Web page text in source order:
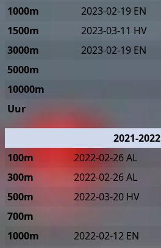
1000m
2023-02-19 EN
1500m
2023-03-11 HV
3000m
2023-02-19 EN
5000m
10000m
Uur
2021-2022
100m
2022-02-26 AL
300m
2022-02-26 AL
500m
2022-03-20 HV
700m
1000m
2022-02-12 EN